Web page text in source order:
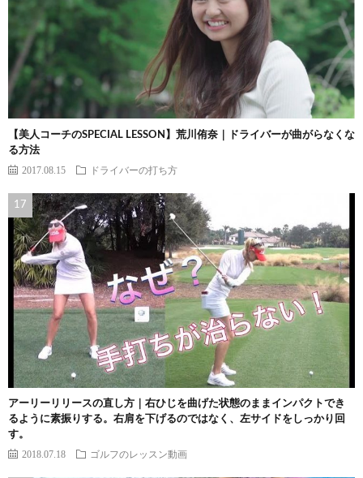
【美人コーチのSPECIAL LESSON】荒川侑奈｜ドライバーが曲がらなくな
る方法
2017.08.15 ドライバーの打ち方
アーリーリリースの直し方｜右ひじを曲げた状態のままインパクトでき
るように素振りする。右肩を下げるのではなく、左サイドをしっかり回
す。
2018.07.18 ゴルフのレッスン動画